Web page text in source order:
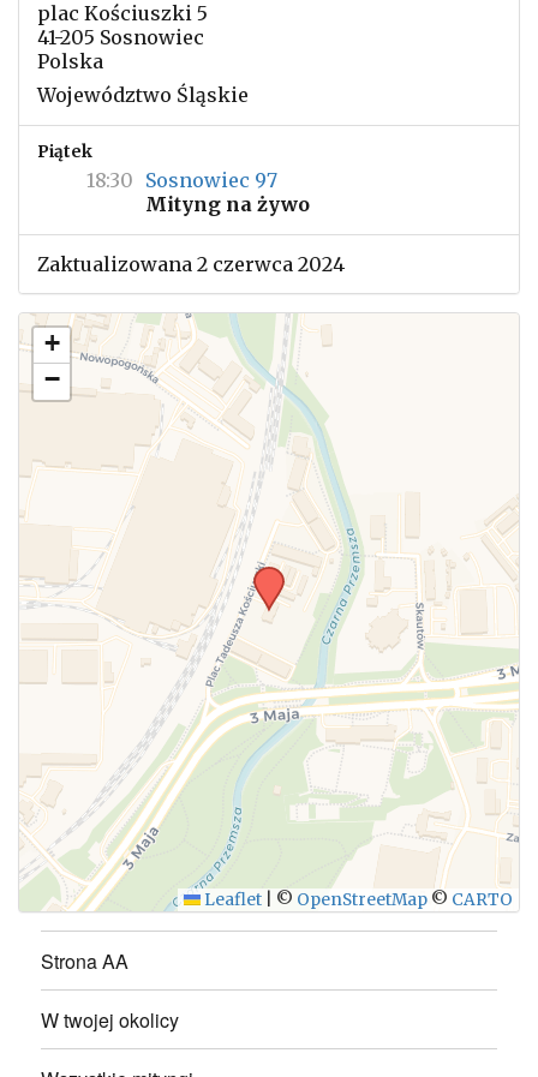
plac Kościuszki 5
41-205 Sosnowiec
Polska
Województwo Śląskie
Piątek
18:30 Sosnowiec 97
Mityng na żywo
Zaktualizowana 2 czerwca 2024
+
−
Leaflet © OpenStreetMap © CARTO
Strona AA
W twojej okolicy